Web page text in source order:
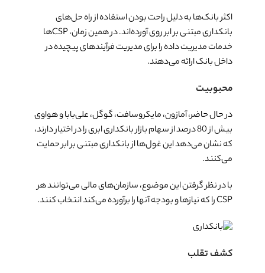
اکثر بانک‌ها به دلیل راحت بودن استفاده از راه حل‌های
بانکداری مبتنی بر ابر روی آورده‌اند. در همین زمان، CSP‌ها
خدمات مدیریت داده را برای مدیریت فرآیندهای پیچیده در
داخل بانک ارائه می‌دهند.
محبوبیت
در حال حاضر، آمازون، مایکروسافت، گوگل، علی‌بابا و هواوی
بیش از 80 درصد از سهام بازار بانکداری ابری را در اختیار دارند،
که نشان می‌دهد این غول‌ها از بانکداری مبتنی بر ابر حمایت
می‌کنند.
با در نظر گرفتن این موضوع، سازمان‌های مالی می‌توانند هر
CSP را که نیازها و بودجه آنها را برآورده می‌کند انتخاب کنند.
کشف تقلب